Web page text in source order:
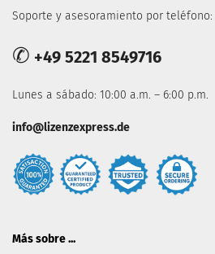
Soporte y asesoramiento por teléfono:
✆ +49 5221 8549716
Lunes a sábado: 10:00 a.m. – 6:00 p.m.
info@lizenzexpress.de
Más sobre ...